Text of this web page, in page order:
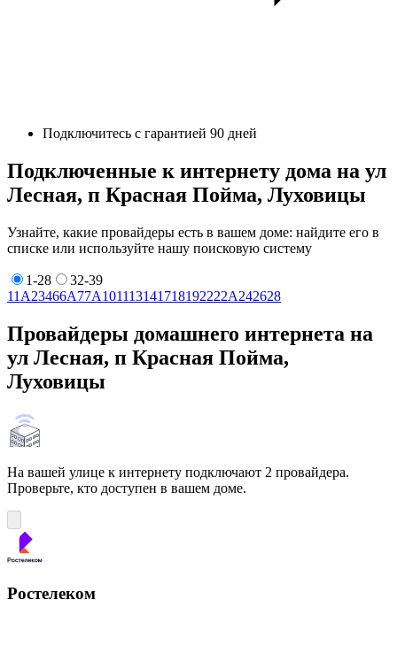
Подключитесь с гарантией 90 дней
Подключенные к интернету дома на ул
Лесная, п Красная Пойма, Луховицы
Узнайте, какие провайдеры есть в вашем доме: найдите его в
списке или используйте нашу поисковую систему
1-28
32-39
11А23466А77А101113141718192222А242628
Провайдеры домашнего интернета на
ул Лесная, п Красная Пойма,
Луховицы
На вашей улице к интернету подключают 2 провайдера.
Проверьте, кто доступен в вашем доме.
Ростелеком